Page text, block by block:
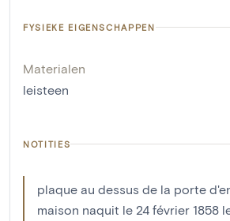
FYSIEKE EIGENSCHAPPEN
Materialen
leisteen
NOTITIES
plaque au dessus de la porte
maison naquit le 24 février 1858